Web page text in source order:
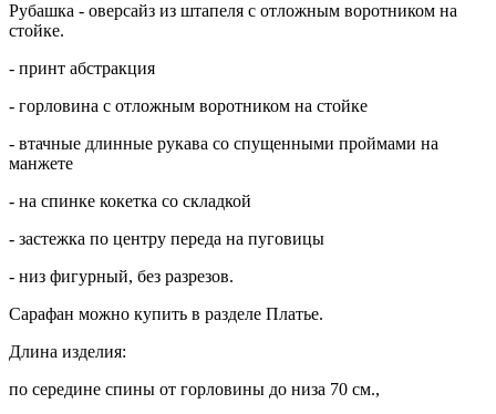
Рубашка - оверсайз из штапеля с отложным воротником на
стойке.
- принт абстракция
- горловина с отложным воротником на стойке
- втачные длинные рукава со спущенными проймами на
манжете
- на спинке кокетка со складкой
- застежка по центру переда на пуговицы
- низ фигурный, без разрезов.
Сарафан можно купить в разделе Платье.
Длина изделия:
по середине спины от горловины до низа 70 см.,